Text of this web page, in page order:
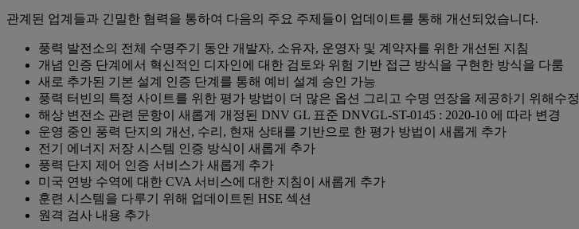
관계된 업계들과 긴밀한 협력을 통하여 다음의 주요 주제들이 업데이트를 통해 개선되었습니다.
풍력 발전소의 전체 수명주기 동안 개발자, 소유자, 운영자 및 계약자를 위한 개선된 지침
개념 인증 단계에서 혁신적인 디자인에 대한 검토와 위험 기반 접근 방식을 구현한 방식을 다룸
새로 추가된 기본 설계 인증 단계를 통해 예비 설계 승인 가능
풍력 터빈의 특정 사이트를 위한 평가 방법이 더 많은 옵션 그리고 수명 연장을 제공하기 위해수정
해상 변전소 관련 문항이 새롭게 개정된 DNV GL 표준 DNVGL-ST-0145 : 2020-10 에 따라 변경
운영 중인 풍력 단지의 개선, 수리, 현재 상태를 기반으로 한 평가 방법이 새롭게 추가
전기 에너지 저장 시스템 인증 방식이 새롭게 추가
풍력 단지 제어 인증 서비스가 새롭게 추가
미국 연방 수역에 대한 CVA 서비스에 대한 지침이 새롭게 추가
훈련 시스템을 다루기 위해 업데이트된 HSE 섹션
원격 검사 내용 추가